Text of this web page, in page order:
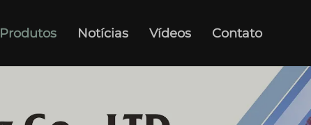
Produtos Notícias Vídeos Contato